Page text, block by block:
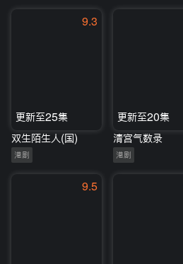
9.3
更新至25集
双生陌生人(国)
港剧
更新至20集
清宫气数录
港剧
9.5